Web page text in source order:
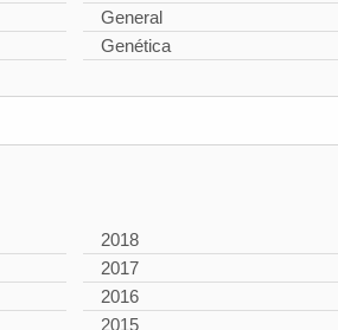
General
Genética
2018
2017
2016
2015